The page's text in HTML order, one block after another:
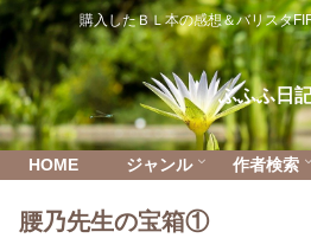
購入したＢＬ本の感想＆バリスタ
ふふふ日
HOME ジャンル 作者検索
腰乃先生の宝箱①